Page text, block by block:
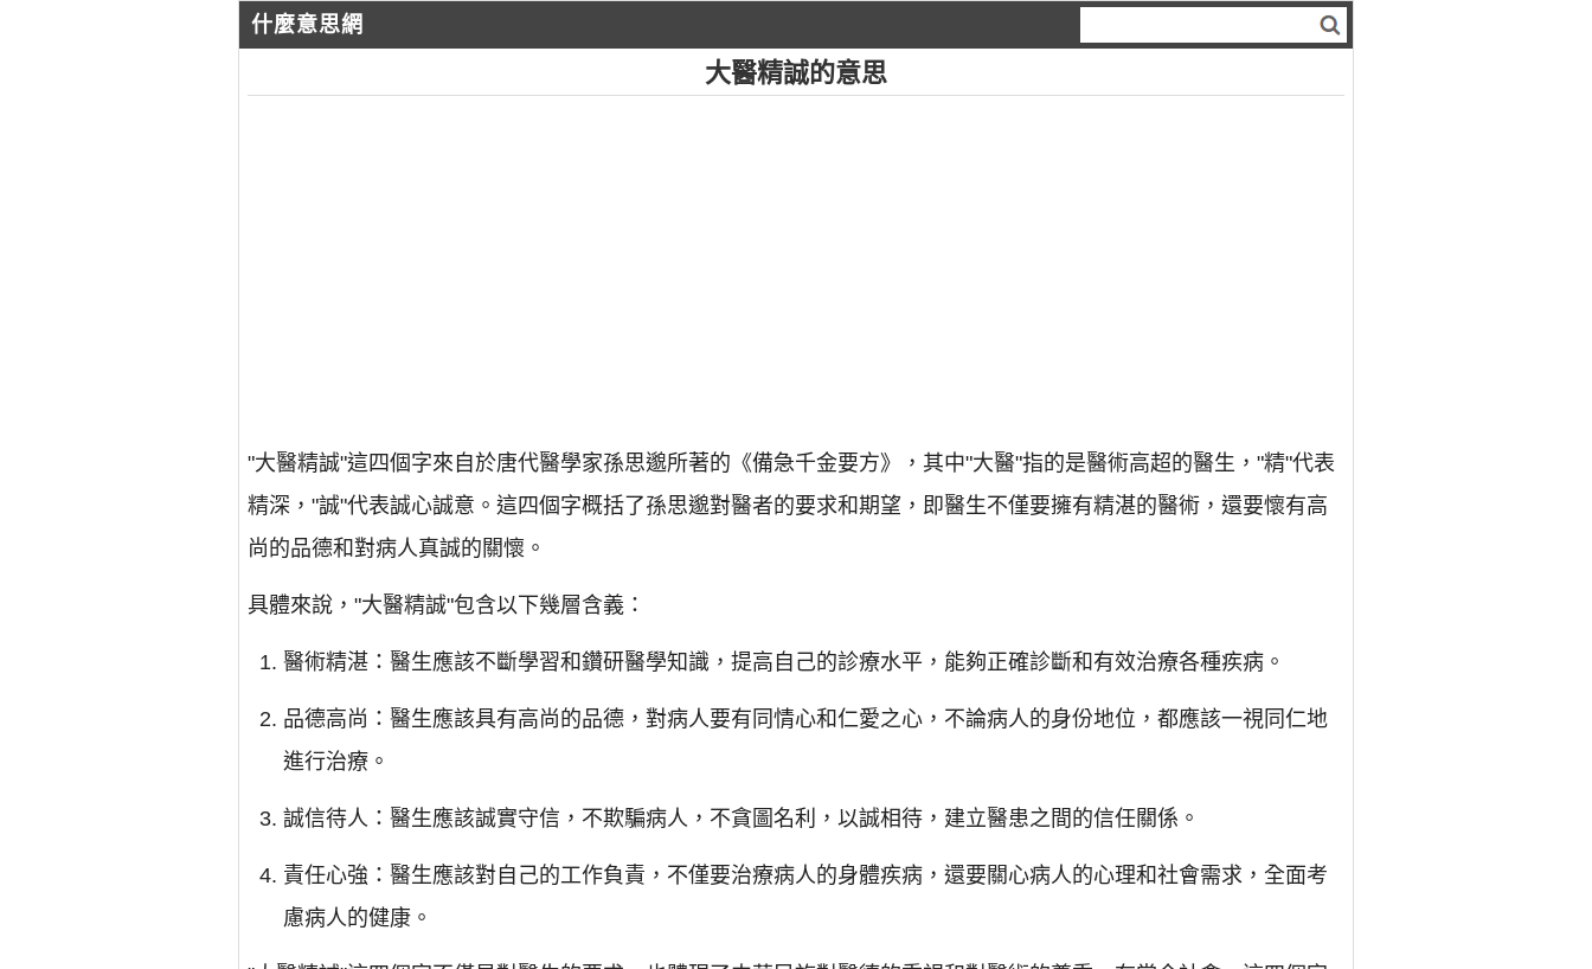
什麼意思網
大醫精誠的意思
"大醫精誠"這四個字來自於唐代醫學家孫思邈所著的《備急千金要方》，其中"大醫"指的是醫術高超的醫生，"精"代表
精深，"誠"代表誠心誠意。這四個字概括了孫思邈對醫者的要求和期望，即醫生不僅要擁有精湛的醫術，還要懷有高
尚的品德和對病人真誠的關懷。
具體來說，"大醫精誠"包含以下幾層含義：
醫術精湛：醫生應該不斷學習和鑽研醫學知識，提高自己的診療水平，能夠正確診斷和有效治療各種疾病。
品德高尚：醫生應該具有高尚的品德，對病人要有同情心和仁愛之心，不論病人的身份地位，都應該一視同仁地
進行治療。
誠信待人：醫生應該誠實守信，不欺騙病人，不貪圖名利，以誠相待，建立醫患之間的信任關係。
責任心強：醫生應該對自己的工作負責，不僅要治療病人的身體疾病，還要關心病人的心理和社會需求，全面考
慮病人的健康。